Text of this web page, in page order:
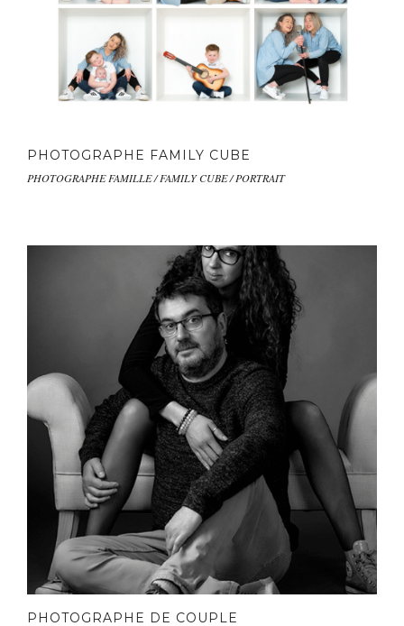
PHOTOGRAPHE FAMILY CUBE
PHOTOGRAPHE FAMILLE / FAMILY CUBE / PORTRAIT
PHOTOGRAPHE DE COUPLE